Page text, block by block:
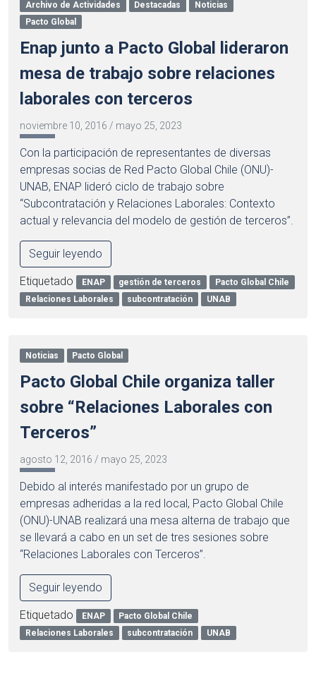
Archivo de Actividades Destacadas
Noticias
Pacto Global
Enap junto a Pacto Global lideraron
mesa de trabajo sobre relaciones
laborales con terceros
noviembre 10, 2016 / mayo 25, 2023
Con la participación de representantes de diversas
empresas socias de Red Pacto Global Chile (ONU)-
UNAB, ENAP lideró ciclo de trabajo sobre
“Subcontratación y Relaciones Laborales: Contexto
actual y relevancia del modelo de gestión de terceros”.
Seguir leyendo
Etiquetado ENAP gestión de terceros
Pacto Global Chile
Relaciones Laborales
subcontratación UNAB
Noticias Pacto Global
Pacto Global Chile organiza taller
sobre “Relaciones Laborales con
Terceros”
agosto 12, 2016 / mayo 25, 2023
Debido al interés manifestado por un grupo de
empresas adheridas a la red local, Pacto Global Chile
(ONU)-UNAB realizará una mesa alterna de trabajo que
se llevará a cabo en un set de tres sesiones sobre
“Relaciones Laborales con Terceros”.
Seguir leyendo
Etiquetado ENAP
Pacto Global Chile
Relaciones Laborales
subcontratación UNAB